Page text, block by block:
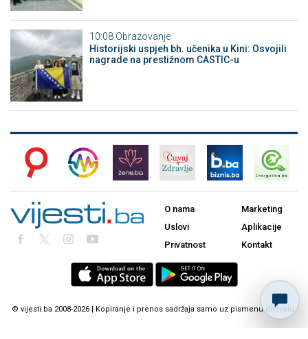
10:08 Obrazovanje
Historijski uspjeh bh. učenika u Kini: Osvojili
nagrade na prestižnom CASTIC-u
O nama
Uslovi
Privatnost
Marketing
Aplikacije
Kontakt
© vijesti.ba 2008-2026 | Kopiranje i prenos sadržaja samo uz pismenu dozvolu.